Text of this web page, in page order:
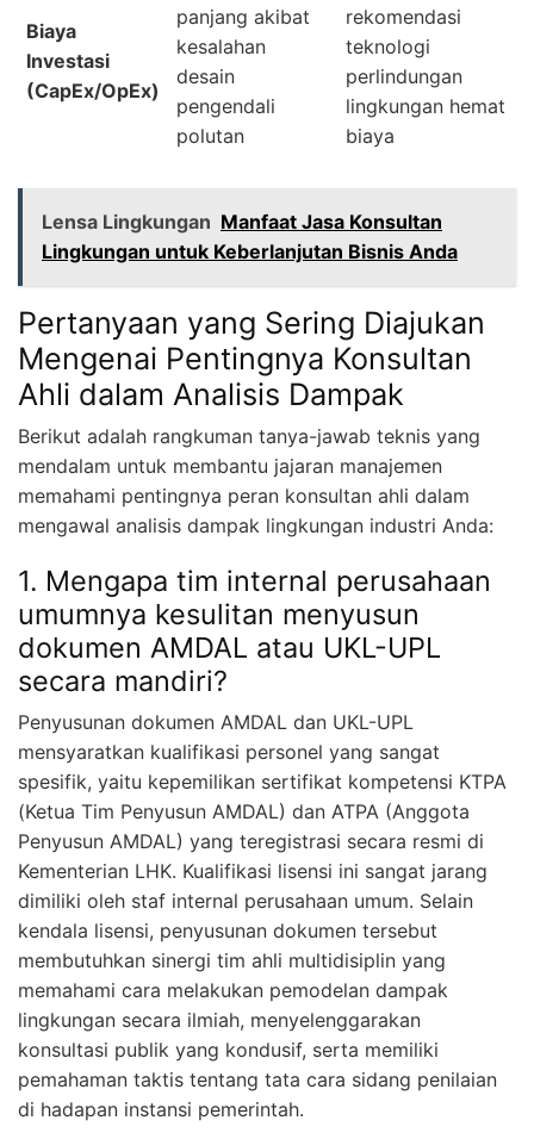
Biaya
Investasi
(CapEx/OpEx)
panjang akibat
kesalahan
desain
pengendali
polutan
rekomendasi
teknologi
perlindungan
lingkungan hemat
biaya
Lensa Lingkungan Manfaat Jasa Konsultan
Lingkungan untuk Keberlanjutan Bisnis Anda
Pertanyaan yang Sering Diajukan
Mengenai Pentingnya Konsultan
Ahli dalam Analisis Dampak
Berikut adalah rangkuman tanya-jawab teknis yang
mendalam untuk membantu jajaran manajemen
memahami pentingnya peran konsultan ahli dalam
mengawal analisis dampak lingkungan industri Anda:
1. Mengapa tim internal perusahaan
umumnya kesulitan menyusun
dokumen AMDAL atau UKL-UPL
secara mandiri?
Penyusunan dokumen AMDAL dan UKL-UPL
mensyaratkan kualifikasi personel yang sangat
spesifik, yaitu kepemilikan sertifikat kompetensi KTPA
(Ketua Tim Penyusun AMDAL) dan ATPA (Anggota
Penyusun AMDAL) yang teregistrasi secara resmi di
Kementerian LHK. Kualifikasi lisensi ini sangat jarang
dimiliki oleh staf internal perusahaan umum. Selain
kendala lisensi, penyusunan dokumen tersebut
membutuhkan sinergi tim ahli multidisiplin yang
memahami cara melakukan pemodelan dampak
lingkungan secara ilmiah, menyelenggarakan
konsultasi publik yang kondusif, serta memiliki
pemahaman taktis tentang tata cara sidang penilaian
di hadapan instansi pemerintah.